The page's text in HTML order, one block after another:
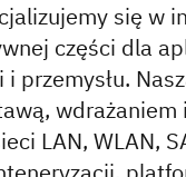
się w
części dla
i przemysłu.
wdrażaniem
LAN, WLAN,